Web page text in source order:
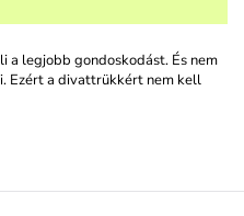
legjobb gondoskodást. És nem
Ezért a divattrükkért nem kell